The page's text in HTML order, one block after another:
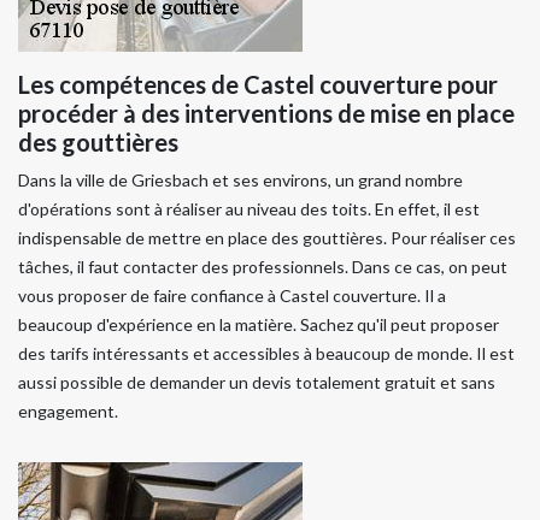
Les compétences de Castel couverture pour
procéder à des interventions de mise en place
des gouttières
Dans la ville de Griesbach et ses environs, un grand nombre
d'opérations sont à réaliser au niveau des toits. En effet, il est
indispensable de mettre en place des gouttières. Pour réaliser ces
tâches, il faut contacter des professionnels. Dans ce cas, on peut
vous proposer de faire confiance à Castel couverture. Il a
beaucoup d'expérience en la matière. Sachez qu'il peut proposer
des tarifs intéressants et accessibles à beaucoup de monde. Il est
aussi possible de demander un devis totalement gratuit et sans
engagement.